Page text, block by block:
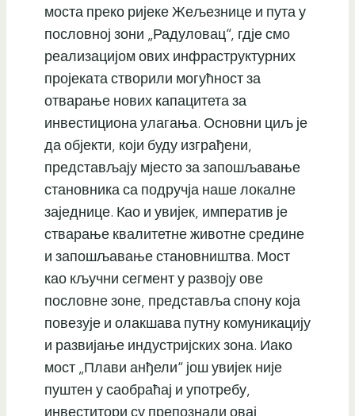
моста преко ријеке Жељезнице и пута у
пословној зони „Радуловац“, гдје смо
реализацијом ових инфраструктурних
пројеката створили могућност за
отварање нових капацитета за
инвестициона улагања. Основни циљ је
да објекти, који буду изграђени,
представљају мјесто за запошљавање
становника са подручја наше локалне
заједнице. Као и увијек, императив је
стварање квалитетне животне средине
и запошљавање становништва. Мост
као кључни сегмент у развоју ове
пословне зоне, представља спону која
повезује и олакшава путну комуникацију
и развијање индустријских зона. Иако
мост „Плави анђели“ још увијек није
пуштен у саобраћај и употребу,
инвеститори су препознали овај